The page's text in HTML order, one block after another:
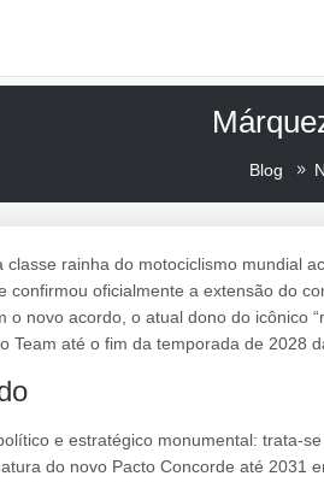
Blog
rainha do motociclismo mundial
confirmou oficialmente a extensão do
o novo acordo, o atual dono do icônico
Team até o fim da temporada de 2028
e estratégico monumental: trata-
do novo Pacto Concorde até 2031